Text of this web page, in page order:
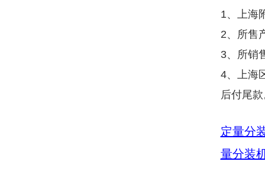
1、上海
2、所售
3、所销
4、上海
后付尾
定量分
量分装